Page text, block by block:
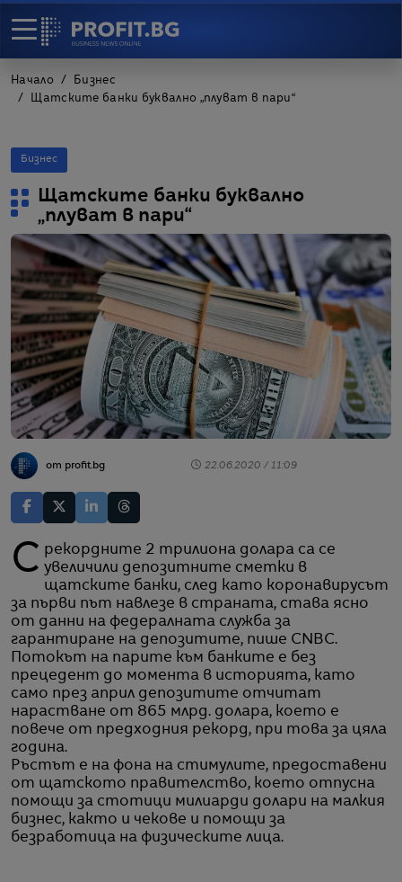
Начало
Бизнес
Щатските банки буквално „плуват в пари“
Бизнес
Щатските банки буквално
„плуват в пари“
от profit.bg 22.06.2020 / 11:09
С рекордните 2 трилиона долара са се увеличили депозитните сметки в
щатските банки, след като коронавирусът
за първи път навлезе в страната, става ясно
от данни на федералната служба за
гарантиране на депозитите, пише CNBC.
Потокът на парите към банките е без
прецедент до момента в историята, като
само през април депозитите отчитат
нарастване от 865 млрд. долара, което е
повече от предходния рекорд, при това за цяла
година.
Ръстът е на фона на стимулите, предоставени
от щатското правителство, което отпусна
помощи за стотици милиарди долари на малкия
бизнес, както и чекове и помощи за
безработица на физическите лица.